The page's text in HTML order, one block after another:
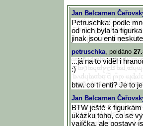
Jan Belcarnen
Petruschka: podle
od nich byla ta
jinak jsou enti
petruschka, poidáno
...já na to viděl i
:)
btw. co ti enti? Je to
Jan Belcarnen
BTW ještě k
ukázku toho, co se
vajíčka, ale postavy